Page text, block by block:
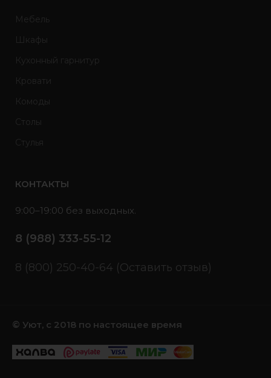
Мебель
Шкафы
Кухонный гарнитур
Кровати
Комоды
Столы
Стулья
КОНТАКТЫ
9:00–19:00 без выходных.
8 (988) 333-55-12
8 (800) 250-40-64 (Оставить отзыв)
© Уют, с 2018 по настоящее время